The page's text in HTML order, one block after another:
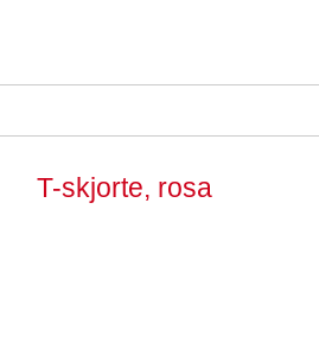
T-skjorte, rosa